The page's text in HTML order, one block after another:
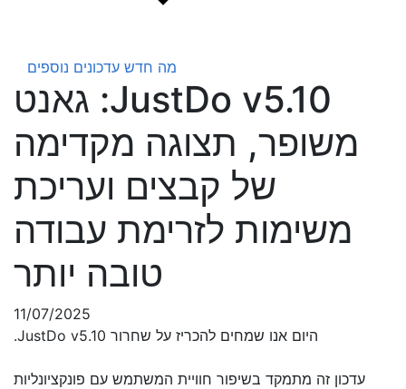
מה חדש עדכונים נוספים
JustDo v5.10: גאנט
משופר, תצוגה מקדימה
של קבצים ועריכת
משימות לזרימת עבודה
טובה יותר
11/07/2025
היום אנו שמחים להכריז על שחרור JustDo v5.10.
עדכון זה מתמקד בשיפור חוויית המשתמש עם פונקציונליות